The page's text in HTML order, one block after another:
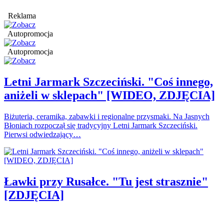
Reklama
Autopromocja
Autopromocja
Letni Jarmark Szczeciński. "Coś innego,
aniżeli w sklepach" [WIDEO, ZDJĘCIA]
Biżuteria, ceramika, zabawki i regionalne przysmaki. Na Jasnych
Błoniach rozpoczął się tradycyjny Letni Jarmark Szczeciński.
Pierwsi odwiedzający…
Ławki przy Rusałce. "Tu jest strasznie"
[ZDJĘCIA]